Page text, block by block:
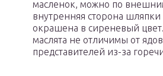
масленок, можно по
внутренняя сторона шляпки
окрашена в сиреневый
маслята не отличимы от
представителей из-за